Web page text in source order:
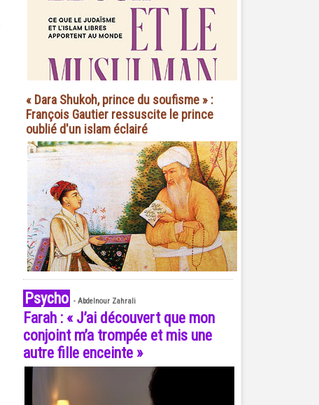
« Dara Shukoh, prince du soufisme » :
François Gautier ressuscite le prince
oublié d'un islam éclairé
Psycho - Abdelnour Zahrali
Farah : « J’ai découvert que mon
conjoint m’a trompée et mis une
autre fille enceinte »